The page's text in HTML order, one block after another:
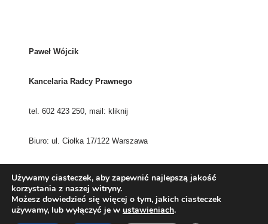
Paweł Wójcik
Kancelaria Radcy Prawnego
tel. 602 423 250, mail: kliknij
Biuro: ul. Ciołka 17/122 Warszawa
ul. Kluczborska 1/46 01-461 Warszawa
Używamy ciasteczek, aby zapewnić najlepszą jakość
korzystania z naszej witryny.
Możesz dowiedzieć się więcej o tym, jakich ciasteczek
używamy, lub wyłączyć je w ustawieniach.